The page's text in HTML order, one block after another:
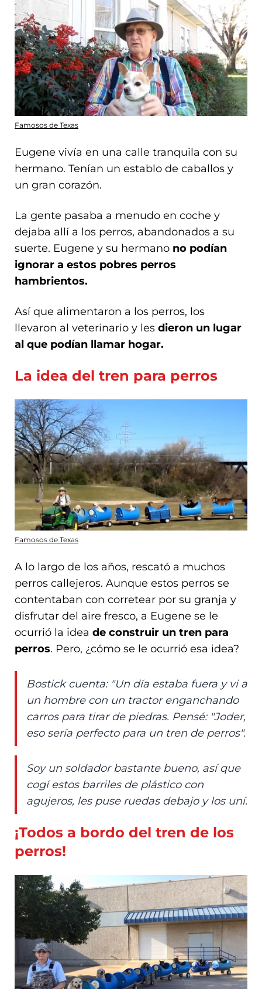
Famosos de Texas
Eugene vivía en una calle tranquila con su
hermano. Tenían un establo de caballos y
un gran corazón.
La gente pasaba a menudo en coche y
dejaba allí a los perros, abandonados a su
suerte. Eugene y su hermano no podían
ignorar a estos pobres perros
hambrientos.
Así que alimentaron a los perros, los
llevaron al veterinario y les dieron un lugar
al que podían llamar hogar.
La idea del tren para perros
Famosos de Texas
A lo largo de los años, rescató a muchos
perros callejeros. Aunque estos perros se
contentaban con corretear por su granja y
disfrutar del aire fresco, a Eugene se le
ocurrió la idea de construir un tren para
perros. Pero, ¿cómo se le ocurrió esa idea?
Bostick cuenta: "Un día estaba fuera y vi a
un hombre con un tractor enganchando
carros para tirar de piedras. Pensé: "Joder,
eso sería perfecto para un tren de perros".
Soy un soldador bastante bueno, así que
cogí estos barriles de plástico con
agujeros, les puse ruedas debajo y los uní.
¡Todos a bordo del tren de los
perros!